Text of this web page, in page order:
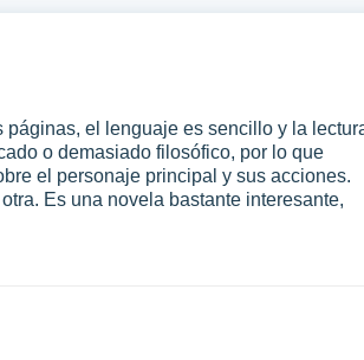
páginas, el lenguaje es sencillo y la
o demasiado filosófico, por lo que
el personaje principal y sus acciones.
Es una novela bastante interesante,